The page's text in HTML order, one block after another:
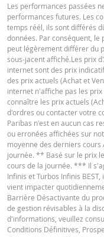
PÉRIODE
1 Jour 1
Cours de
référence
Niveau de
financement
Barrière
désactivante
Français (France)
FINAL TERMS
Français (France)
CONDITIONS
Français (France)
KEY INFORMATION
Les performances passées
performances futures. Les
temps réél, ils sont différés
données. Par conséquent,
peut légèrement différer du
sous-jacent affiché.Les prix
internet sont des prix
des prix actuels (Achat et
internet n'affiche pas les
connaître les prix actuels
d'ordres ou contacter votre
Paribas n'est en aucun cas
ou erronées affichées sur
moyenne des derniers cours
journée. ** Basé sur le prix
cours de la journée. *** Il
Infinis et Turbos Infinis
vient impacter
Barrière Désactivante du
de gestion révisables à la
d'informations, veuillez
Conditions Définitives,